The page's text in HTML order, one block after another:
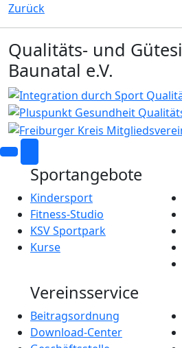
Zurück
Qualitäts- und
Baunatal e.V.
Sportangebote
Kindersport
Fitness-Studio
KSV Sportpark
Kurse
Vereinsservice
Beitragsordnung
Download-Center